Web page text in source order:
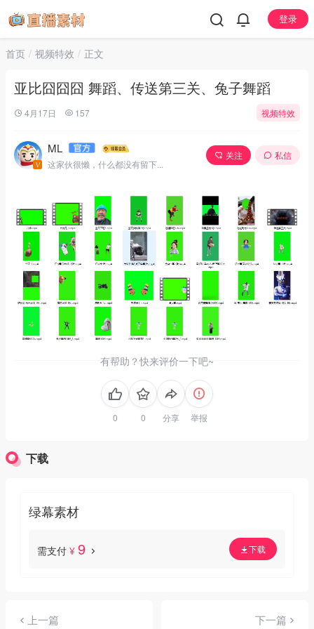
登录
首页 视频特效 正文
亚比囧囧囧 舞蹈、传送第三关、兔子舞蹈
4月17日 157 视频特效
ML
这家伙很懒，什么都没有留下...
关注 私信
有帮助？快来评价一下吧~
分享 举报
下载
绿幕素材
需支付 ¥ 9 下载
上一篇 下一篇